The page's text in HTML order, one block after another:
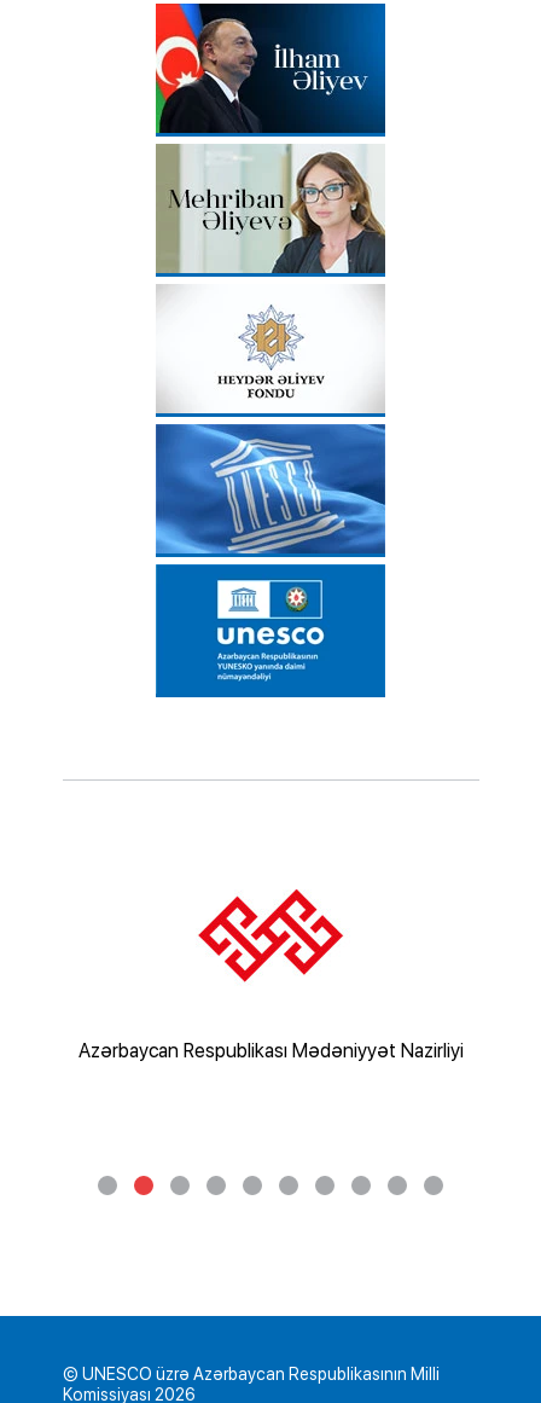
Azərbaycan Respublikası Mədəniyyət Nazirliyi
© UNESCO üzrə Azərbaycan Respublikasının Milli
Komissiyası 2026